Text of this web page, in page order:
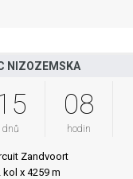
NIZOZEMSKA
dnů
08
hodin
Zandvoort
kol x 4259 m